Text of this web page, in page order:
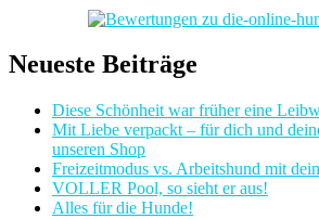
Neueste Beiträge
Diese Schönheit war früher eine
Mit Liebe verpackt – für dich und
unseren Shop
Freizeitmodus vs. Arbeitshund mit
VOLLER Pool, so sieht er aus!
Alles für die Hunde!